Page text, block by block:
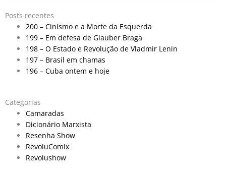
Posts recentes
200 – Cinismo e a Morte da Esquerda
199 – Em defesa de Glauber Braga
198 – O Estado e Revolução de Vladmir Lenin
197 – Brasil em chamas
196 – Cuba ontem e hoje
Categorias
Camaradas
Dicionário Marxista
Resenha Show
RevoluComix
Revolushow